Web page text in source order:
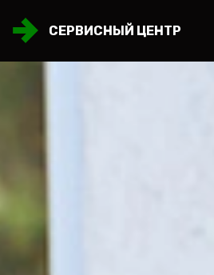
СЕРВИСНЫЙ ЦЕНТР